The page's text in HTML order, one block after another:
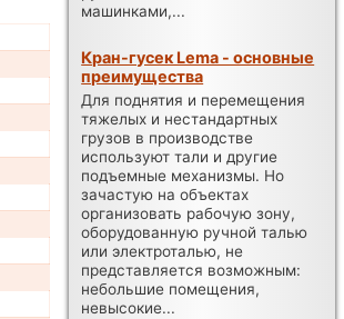
машинками,...
Кран-гусек Lema - основные
преимущества
Для поднятия и перемещения
тяжелых и нестандартных
грузов в производстве
используют тали и другие
подъемные механизмы. Но
зачастую на объектах
организовать рабочую зону,
оборудованную ручной талью
или электроталью, не
представляется возможным:
небольшие помещения,
невысокие...